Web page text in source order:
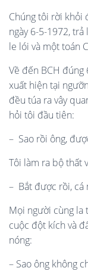
Chúng tôi rời khỏi
ngày 6-5-1972,
le lói và một toán
Về đến BCH đúng
xuất hiện tại
đều túa ra vây
hỏi tôi đầu tiên:
– Sao rồi ông,
Tôi làm ra bộ thất
– Bắt được rồi, cá
Mọi người cùng la
cuộc đột kích và
nóng:
– Sao ông không